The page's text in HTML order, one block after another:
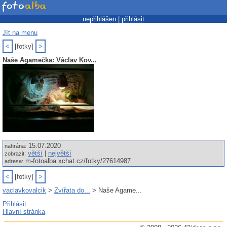
nepřihlášen | přihlásit
Jít na menu
<
[fotky]
>
Naše Agamečka: Václav Kov...
nahrána: 15.07.2020
zobrazit: větší největší
adresa: m-fotoalba.xchat.cz/fotky/27614987
< [fotky]
>
vaclavkovalcik > Zvířata do... > Naše Agame...
Přihlásit
Hlavní stránka